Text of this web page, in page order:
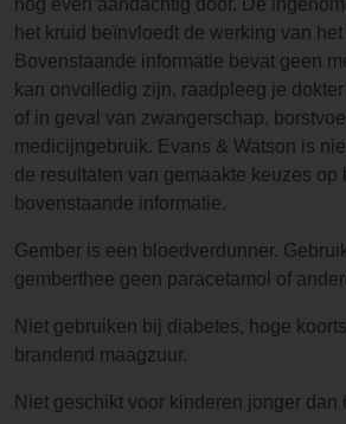
nog even aandachtig door. De
het kruid beïnvloedt de werking van het
Bovenstaande informatie bevat geen
kan onvolledig zijn, raadpleeg je
of in geval van zwangerschap,
medicijngebruik. Evans & Watson is
de resultaten van gemaakte keuzes op
bovenstaande informatie.
Gember is een bloedverdunner.
gemberthee geen paracetamol of
Niet gebruiken bij diabetes, hoge
brandend maagzuur.
Niet geschikt voor kinderen jonger dan